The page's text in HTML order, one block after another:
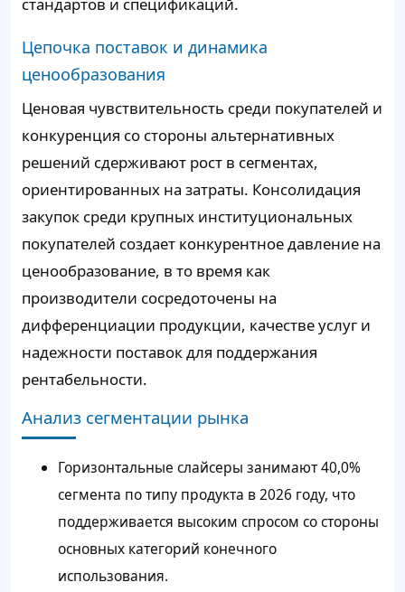
Цепочка поставок и динамика
ценообразования
Ценовая чувствительность среди покупателей и
конкуренция со стороны альтернативных
решений сдерживают рост в сегментах,
ориентированных на затраты. Консолидация
закупок среди крупных институциональных
покупателей создает конкурентное давление на
ценообразование, в то время как
производители сосредоточены на
дифференциации продукции, качестве услуг и
надежности поставок для поддержания
рентабельности.
Анализ сегментации рынка
Горизонтальные слайсеры занимают 40,0%
сегмента по типу продукта в 2026 году, что
поддерживается высоким спросом со стороны
основных категорий конечного
использования.